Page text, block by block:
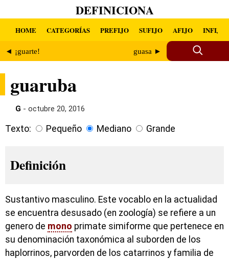
DEFINICIONA
HOME CATEGORÍAS PREFIJO SUFIJO AFIJO INFIJO
◄ ¡guarte! guasa ►
guaruba
G - octubre 20, 2016
Texto: Pequeño Mediano Grande
Definición
Sustantivo masculino. Este vocablo en la actualidad
se encuentra desusado (en zoología) se refiere a un
genero de mono primate simiforme que pertenece en
su denominación taxonómica al suborden de los
haplorrinos, parvorden de los catarrinos y familia de